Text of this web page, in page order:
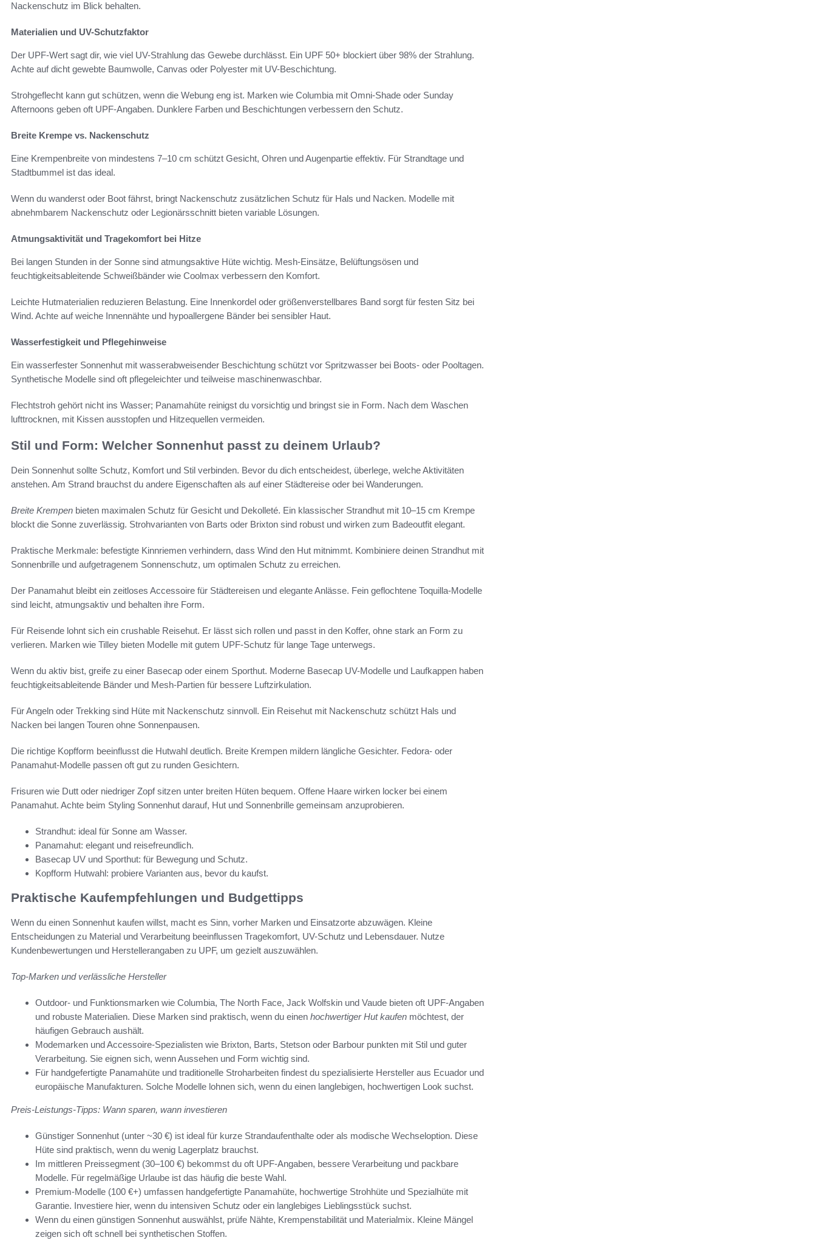
Nackenschutz im Blick behalten.
Materialien und UV-Schutzfaktor
Der UPF-Wert sagt dir, wie viel UV-Strahlung das Gewebe durchlässt. Ein UPF 50+ blockiert über 98% der Strahlung.
Achte auf dicht gewebte Baumwolle, Canvas oder Polyester mit UV-Beschichtung.
Strohgeflecht kann gut schützen, wenn die Webung eng ist. Marken wie Columbia mit Omni-Shade oder Sunday
Afternoons geben oft UPF-Angaben. Dunklere Farben und Beschichtungen verbessern den Schutz.
Breite Krempe vs. Nackenschutz
Eine Krempenbreite von mindestens 7–10 cm schützt Gesicht, Ohren und Augenpartie effektiv. Für Strandtage und
Stadtbummel ist das ideal.
Wenn du wanderst oder Boot fährst, bringt Nackenschutz zusätzlichen Schutz für Hals und Nacken. Modelle mit
abnehmbarem Nackenschutz oder Legionärsschnitt bieten variable Lösungen.
Atmungsaktivität und Tragekomfort bei Hitze
Bei langen Stunden in der Sonne sind atmungsaktive Hüte wichtig. Mesh-Einsätze, Belüftungsösen und
feuchtigkeitsableitende Schweißbänder wie Coolmax verbessern den Komfort.
Leichte Hutmaterialien reduzieren Belastung. Eine Innenkordel oder größenverstellbares Band sorgt für festen Sitz bei
Wind. Achte auf weiche Innennähte und hypoallergene Bänder bei sensibler Haut.
Wasserfestigkeit und Pflegehinweise
Ein wasserfester Sonnenhut mit wasserabweisender Beschichtung schützt vor Spritzwasser bei Boots- oder Pooltagen.
Synthetische Modelle sind oft pflegeleichter und teilweise maschinenwaschbar.
Flechtstroh gehört nicht ins Wasser; Panamahüte reinigst du vorsichtig und bringst sie in Form. Nach dem Waschen
lufttrocknen, mit Kissen ausstopfen und Hitzequellen vermeiden.
Stil und Form: Welcher Sonnenhut passt zu deinem Urlaub?
Dein Sonnenhut sollte Schutz, Komfort und Stil verbinden. Bevor du dich entscheidest, überlege, welche Aktivitäten
anstehen. Am Strand brauchst du andere Eigenschaften als auf einer Städtereise oder bei Wanderungen.
Breite Krempen bieten maximalen Schutz für Gesicht und Dekolleté. Ein klassischer Strandhut mit 10–15 cm Krempe
blockt die Sonne zuverlässig. Strohvarianten von Barts oder Brixton sind robust und wirken zum Badeoutfit elegant.
Praktische Merkmale: befestigte Kinnriemen verhindern, dass Wind den Hut mitnimmt. Kombiniere deinen Strandhut mit
Sonnenbrille und aufgetragenem Sonnenschutz, um optimalen Schutz zu erreichen.
Der Panamahut bleibt ein zeitloses Accessoire für Städtereisen und elegante Anlässe. Fein geflochtene Toquilla-Modelle
sind leicht, atmungsaktiv und behalten ihre Form.
Für Reisende lohnt sich ein crushable Reisehut. Er lässt sich rollen und passt in den Koffer, ohne stark an Form zu
verlieren. Marken wie Tilley bieten Modelle mit gutem UPF-Schutz für lange Tage unterwegs.
Wenn du aktiv bist, greife zu einer Basecap oder einem Sporthut. Moderne Basecap UV-Modelle und Laufkappen haben
feuchtigkeitsableitende Bänder und Mesh-Partien für bessere Luftzirkulation.
Für Angeln oder Trekking sind Hüte mit Nackenschutz sinnvoll. Ein Reisehut mit Nackenschutz schützt Hals und
Nacken bei langen Touren ohne Sonnenpausen.
Die richtige Kopfform beeinflusst die Hutwahl deutlich. Breite Krempen mildern längliche Gesichter. Fedora- oder
Panamahut-Modelle passen oft gut zu runden Gesichtern.
Frisuren wie Dutt oder niedriger Zopf sitzen unter breiten Hüten bequem. Offene Haare wirken locker bei einem
Panamahut. Achte beim Styling Sonnenhut darauf, Hut und Sonnenbrille gemeinsam anzuprobieren.
Strandhut: ideal für Sonne am Wasser.
Panamahut: elegant und reisefreundlich.
Basecap UV und Sporthut: für Bewegung und Schutz.
Kopfform Hutwahl: probiere Varianten aus, bevor du kaufst.
Praktische Kaufempfehlungen und Budgettipps
Wenn du einen Sonnenhut kaufen willst, macht es Sinn, vorher Marken und Einsatzorte abzuwägen. Kleine
Entscheidungen zu Material und Verarbeitung beeinflussen Tragekomfort, UV-Schutz und Lebensdauer. Nutze
Kundenbewertungen und Herstellerangaben zu UPF, um gezielt auszuwählen.
Top-Marken und verlässliche Hersteller
Outdoor- und Funktionsmarken wie Columbia, The North Face, Jack Wolfskin und Vaude bieten oft UPF-Angaben
und robuste Materialien. Diese Marken sind praktisch, wenn du einen hochwertiger Hut kaufen möchtest, der
häufigen Gebrauch aushält.
Modemarken und Accessoire-Spezialisten wie Brixton, Barts, Stetson oder Barbour punkten mit Stil und guter
Verarbeitung. Sie eignen sich, wenn Aussehen und Form wichtig sind.
Für handgefertigte Panamahüte und traditionelle Stroharbeiten findest du spezialisierte Hersteller aus Ecuador und
europäische Manufakturen. Solche Modelle lohnen sich, wenn du einen langlebigen, hochwertigen Look suchst.
Preis-Leistungs-Tipps: Wann sparen, wann investieren
Günstiger Sonnenhut (unter ~30 €) ist ideal für kurze Strandaufenthalte oder als modische Wechseloption. Diese
Hüte sind praktisch, wenn du wenig Lagerplatz brauchst.
Im mittleren Preissegment (30–100 €) bekommst du oft UPF-Angaben, bessere Verarbeitung und packbare
Modelle. Für regelmäßige Urlaube ist das häufig die beste Wahl.
Premium-Modelle (100 €+) umfassen handgefertigte Panamahüte, hochwertige Strohhüte und Spezialhüte mit
Garantie. Investiere hier, wenn du intensiven Schutz oder ein langlebiges Lieblingsstück suchst.
Wenn du einen günstigen Sonnenhut auswählst, prüfe Nähte, Krempenstabilität und Materialmix. Kleine Mängel
zeigen sich oft schnell bei synthetischen Stoffen.